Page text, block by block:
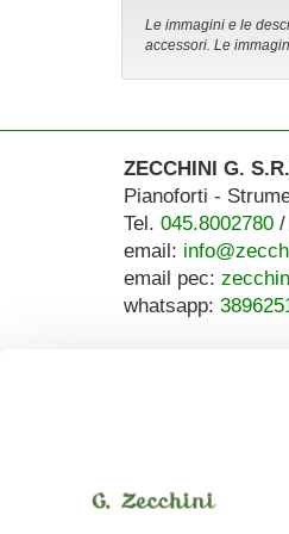
Le immagini e le
accessori. Le
ZECCHINI G.
Pianoforti -
Tel. 045.8002780/
email:
email pec:
whatsapp: